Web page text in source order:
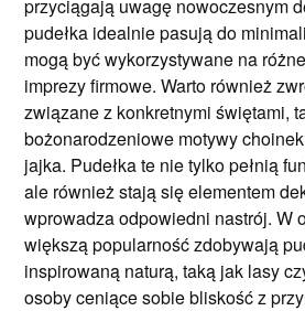
przyciągają uwagę nowoczesnym
pudełka idealnie pasują do
mogą być wykorzystywane na
imprezy firmowe. Warto również
związane z konkretnymi świętami,
bożonarodzeniowe motywy
jajka. Pudełka te nie tylko pełnią
ale również stają się elementem
wprowadza odpowiedni nastrój. W
większą popularność zdobywają
inspirowaną naturą, taką jak lasy
osoby ceniące sobie bliskość z